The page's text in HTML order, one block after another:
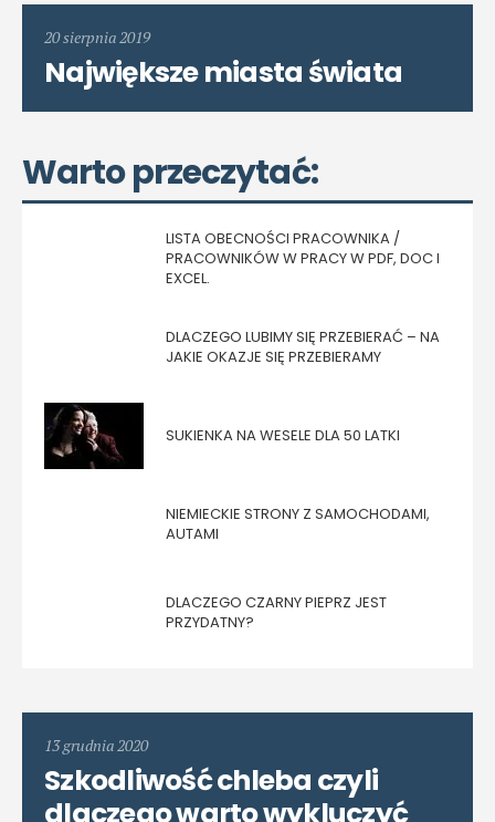
20 sierpnia 2019
Największe miasta świata
Warto przeczytać:
LISTA OBECNOŚCI PRACOWNIKA /
PRACOWNIKÓW W PRACY W PDF, DOC I
EXCEL.
DLACZEGO LUBIMY SIĘ PRZEBIERAĆ – NA
JAKIE OKAZJE SIĘ PRZEBIERAMY
SUKIENKA NA WESELE DLA 50 LATKI
NIEMIECKIE STRONY Z SAMOCHODAMI,
AUTAMI
DLACZEGO CZARNY PIEPRZ JEST
PRZYDATNY?
13 grudnia 2020
Szkodliwość chleba czyli
dlaczego warto wykluczyć